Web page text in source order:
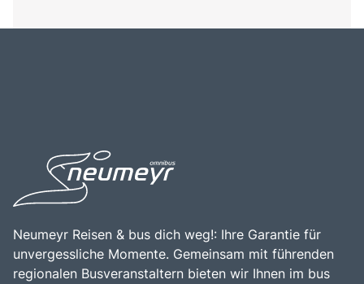
Neumeyr Reisen & bus dich weg!: Ihre Garantie für
unvergessliche Momente. Gemeinsam mit führenden
regionalen Busveranstaltern bieten wir Ihnen im bus